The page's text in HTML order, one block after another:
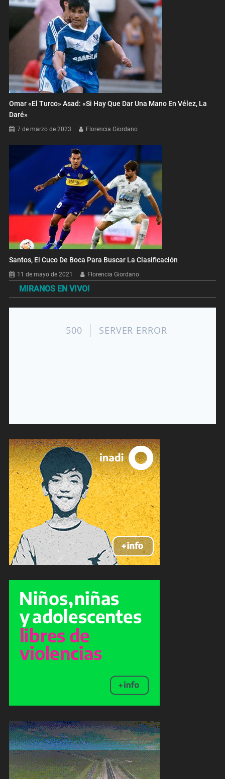
Omar «El Turco» Asad: «Si Hay Que Dar Una Mano En Vélez, La
Daré»
7 de marzo de 2023 Florencia Giordano
Santos, El Cuco De Boca Para Buscar La Clasificación
11 de mayo de 2021 Florencia Giordano
MIRANOS EN VIVO!